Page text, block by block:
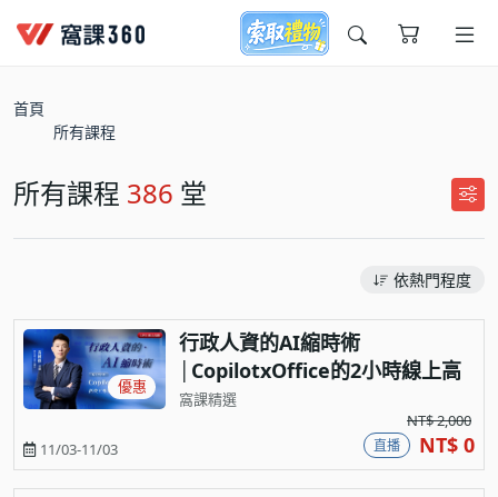
今天想要學什麼?
首頁
所有課程
所有課程 386 堂
依熱門程度
優惠
行政人資的AI縮時術
│CopilotxOffice的2小時線上高
效工作流實戰
窩課精選
11/03-11/03
NT$ 2,000
直播 NT$ 0